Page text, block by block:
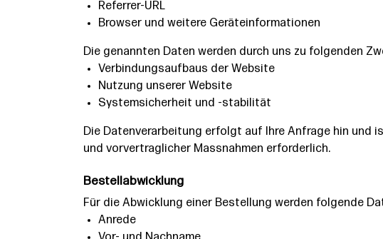
Referrer-URL
Browser und weitere Geräteinformationen
Die genannten Daten werden durch uns zu folgenden
Verbindungsaufbaus der Website
Nutzung unserer Website
Systemsicherheit und -stabilität
Die Datenverarbeitung erfolgt auf Ihre Anfrage hin und
und vorvertraglicher Massnahmen erforderlich.
Bestellabwicklung
Für die Abwicklung einer Bestellung werden folgende
Anrede